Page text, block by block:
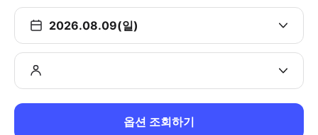
2026.08.09(일)
옵션 조회하기